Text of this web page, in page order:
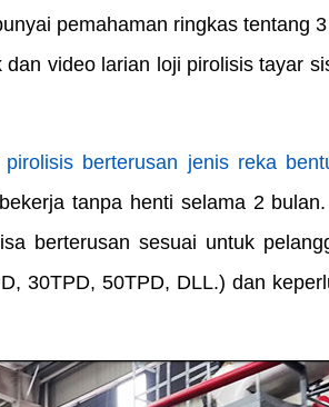
pemahaman ringkas tentang
video larian loji pirolisis tayar
pirolisis berterusan jenis reka
tanpa henti selama 2
berterusan sesuai untuk
30TPD, 50TPD, DLL.) dan